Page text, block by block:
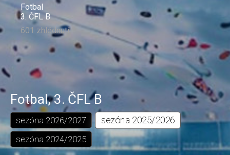
Fotbal
3. ČFL B
601 zhlédnutí
Fotbal,3. ČFL B
sezóna 2026/2027 sezóna 2025/2026
sezóna 2024/2025